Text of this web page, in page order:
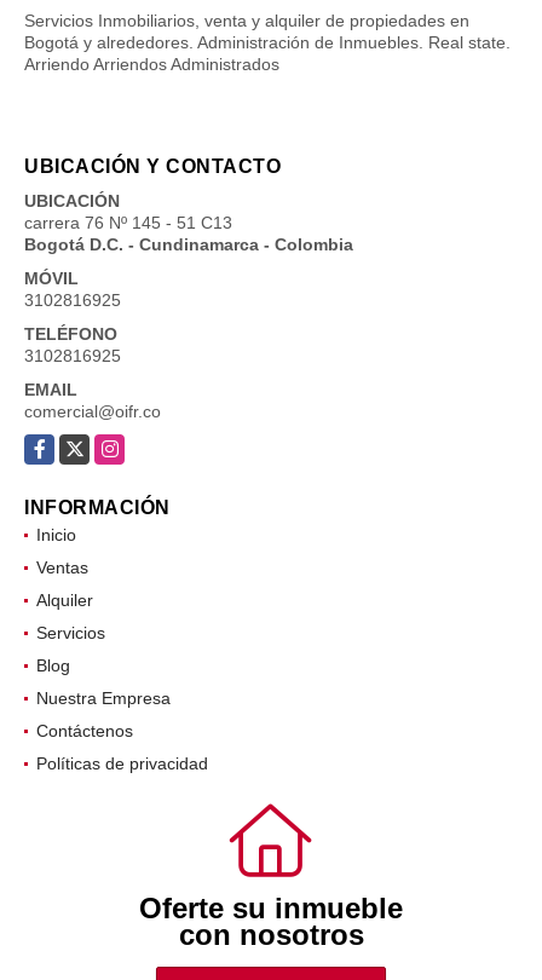
Servicios Inmobiliarios, venta y alquiler de propiedades en
Bogotá y alrededores. Administración de Inmuebles. Real state.
Arriendo Arriendos Administrados
UBICACIÓN Y CONTACTO
UBICACIÓN
carrera 76 Nº 145 - 51 C13
Bogotá D.C. - Cundinamarca - Colombia
MÓVIL
3102816925
TELÉFONO
3102816925
EMAIL
comercial@oifr.co
Facebook
X Instagram
INFORMACIÓN
Inicio
Ventas
Alquiler
Servicios
Blog
Nuestra Empresa
Contáctenos
Políticas de privacidad
Oferte su inmueble
con nosotros